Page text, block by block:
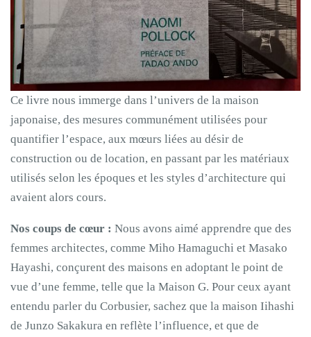
Ce livre nous immerge dans l’univers de la maison
japonaise, des mesures communément utilisées pour
quantifier l’espace, aux mœurs liées au désir de
construction ou de location, en passant par les matériaux
utilisés selon les époques et les styles d’architecture qui
avaient alors cours.
Nos coups de cœur : Nous avons aimé apprendre que des
femmes architectes, comme Miho Hamaguchi et Masako
Hayashi, conçurent des maisons en adoptant le point de
vue d’une femme, telle que la Maison G. Pour ceux ayant
entendu parler du Corbusier, sachez que la maison Iihashi
de Junzo Sakakura en reflète l’influence, et que de